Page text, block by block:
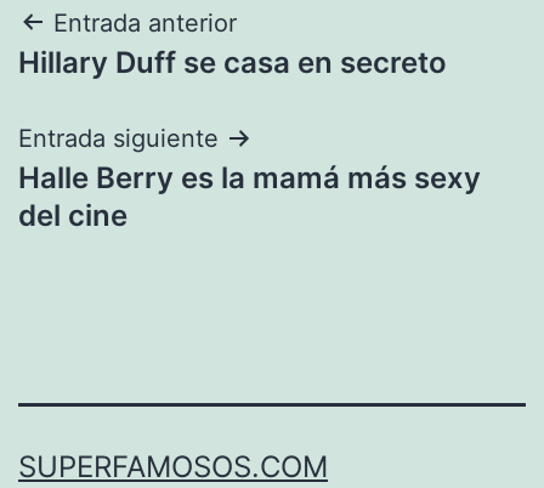
Navegación
de
entradas
Entrada anterior
Hillary Duff se casa en secreto
Entrada siguiente
Halle Berry es la mamá más sexy
del cine
SUPERFAMOSOS.COM